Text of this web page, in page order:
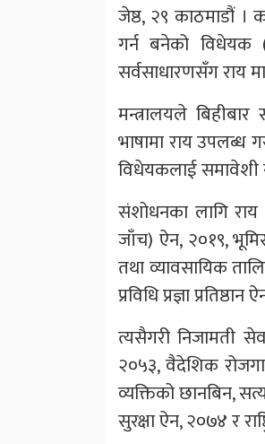
जेष्ठ, २९ काठमाडौं ।
गर्न बनेको विधेयक
सर्वसाधारणसँग राय
मन्त्रालयले
भाषामा राय उपलब्ध
विधेयकलाई समावेशी
संशोधनका लागि
जाँच) ऐन, २०१९,
तथा व्यावसायिक
प्रविधि प्रज्ञा
त्यसैगरी निजामती
२०५३, वैदेशिक
व्यक्तिको छानबिन,
सुरक्षा ऐन, २०७४ र